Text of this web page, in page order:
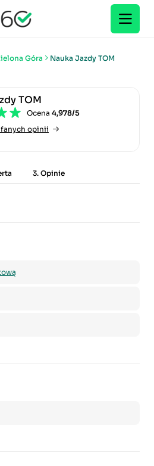
Góra Nauka Jazdy TOM
TOM
Ocena 4,978/5
opinii
3. Opinie